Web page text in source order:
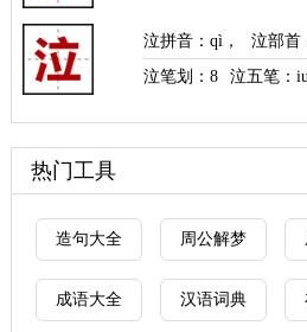
泣拼音 ：qì ， 泣部首
泣笔划：8 泣五笔：
热门工具
造句大全 周公解梦
成语大全 汉语词典